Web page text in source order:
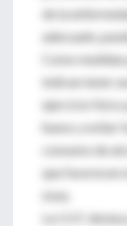
de la
adecuado,
Como
indican tener
ejercicio físico
hueso y evitar
consumo de
que favorecen
ósea.
La I.O.F.